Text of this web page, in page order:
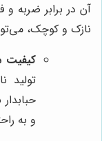
آن در برابر ضربه و
نازک و کوچک،
کیفیت
تولید
و به